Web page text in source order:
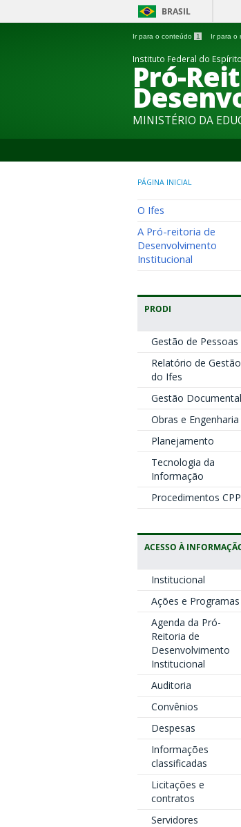
BRASIL
Ir para o conteúdo 1 Ir para o
Instituto Federal do
Pró-
MINISTÉRIO DA
PÁGINA INICIAL
O Ifes
A Pró-reitoria de
Desenvolvimento
Institucional
PRODI
Gestão de Pessoas
Relatório de Gestão
do Ifes
Gestão Documental
Obras e Engenharia
Planejamento
Tecnologia da
Informação
Procedimentos CPP
ACESSO À
Institucional
Ações e Programas
Agenda da Pró-
Reitoria de
Desenvolvimento
Institucional
Auditoria
Convênios
Despesas
Informações
classificadas
Licitações e
contratos
Servidores